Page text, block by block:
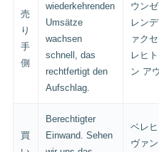
売
り
手
側
wiederkehrenden
Umsätze
wachsen
schnell, das
rechtfertigt den
Aufschlag.
ウン
レン
ァク
レヒ
ン ア
買
Berechtigter
Einwand. Sehen
ベレ
ヴァ